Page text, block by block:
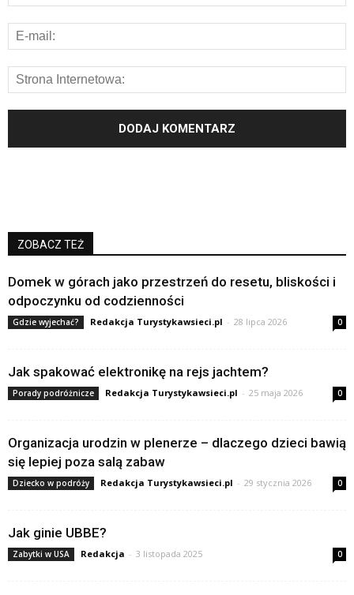
ZOBACZ TEŻ
Domek w górach jako przestrzeń do resetu, bliskości i
odpoczynku od codzienności
Gdzie wyjechać? Redakcja Turystykawsieci.pl - 28 lipca 2026 0
Jak spakować elektronikę na rejs jachtem?
Porady podróżnicze Redakcja Turystykawsieci.pl - 25 maja 2026 0
Organizacja urodzin w plenerze – dlaczego dzieci bawią
się lepiej poza salą zabaw
Dziecko w podróży Redakcja Turystykawsieci.pl - 29 stycznia 2026 0
Jak ginie UBBE?
Zabytki w USA Redakcja - 3 listopada 2025 0